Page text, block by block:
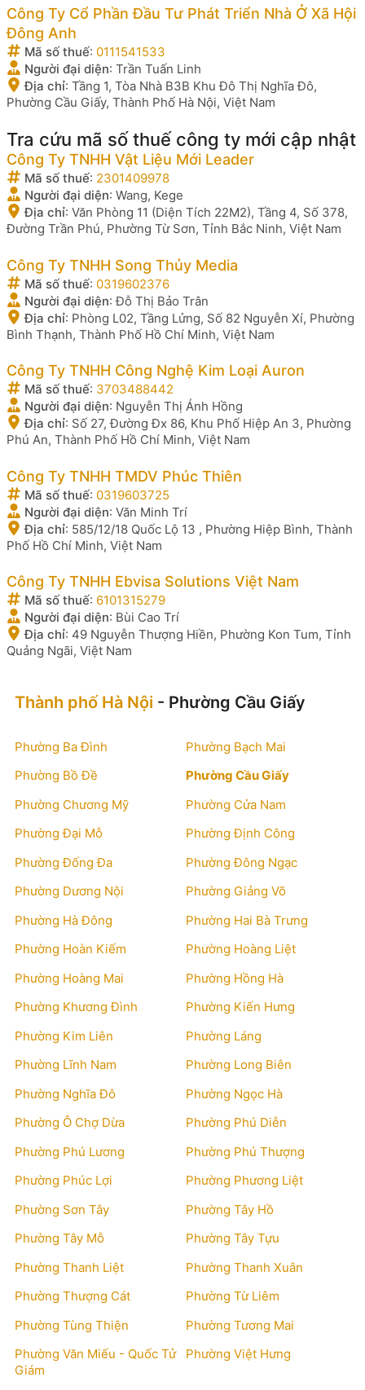
Công Ty Cổ Phần Đầu Tư Phát Triển Nhà Ở Xã Hội
Đông Anh
Mã số thuế: 0111541533
Người đại diện: Trần Tuấn Linh
Địa chỉ: Tầng 1, Tòa Nhà B3B Khu Đô Thị Nghĩa Đô,
Phường Cầu Giấy, Thành Phố Hà Nội, Việt Nam
Tra cứu mã số thuế công ty mới cập nhật
Công Ty TNHH Vật Liệu Mới Leader
Mã số thuế: 2301409978
Người đại diện: Wang, Kege
Địa chỉ: Văn Phòng 11 (Diện Tích 22M2), Tầng 4, Số 378,
Đường Trần Phú, Phường Từ Sơn, Tỉnh Bắc Ninh, Việt Nam
Công Ty TNHH Song Thủy Media
Mã số thuế: 0319602376
Người đại diện:Đỗ Thị Bảo Trân
Địa chỉ: Phòng L02, Tầng Lửng, Số 82 Nguyễn Xí, Phường
Bình Thạnh, Thành Phố Hồ Chí Minh, Việt Nam
Công Ty TNHH Công Nghệ Kim Loại Auron
Mã số thuế: 3703488442
Người đại diện: Nguyễn Thị Ánh Hồng
Địa chỉ: Số 27, Đường Đx 86, Khu Phố Hiệp An 3, Phường
Phú An, Thành Phố Hồ Chí Minh, Việt Nam
Công Ty TNHH TMDV Phúc Thiên
Mã số thuế: 0319603725
Người đại diện: Văn Minh Trí
Địa chỉ: 585/12/18 Quốc Lộ 13 , Phường Hiệp Bình, Thành
Phố Hồ Chí Minh, Việt Nam
Công Ty TNHH Ebvisa Solutions Việt Nam
Mã số thuế: 6101315279
Người đại diện: Bùi Cao Trí
Địa chỉ: 49 Nguyễn Thượng Hiền, Phường Kon Tum, Tỉnh
Quảng Ngãi, Việt Nam
Thành phố Hà Nội - Phường Cầu Giấy
Phường Ba Đình
Phường Bạch Mai
Phường Bồ Đề
Phường Cầu Giấy
Phường Chương Mỹ
Phường Cửa Nam
Phường Đại Mỗ
Phường Định Công
Phường Đống Đa
Phường Đông Ngạc
Phường Dương Nội
Phường Giảng Võ
Phường Hà Đông
Phường Hai Bà Trưng
Phường Hoàn Kiếm
Phường Hoàng Liệt
Phường Hoàng Mai
Phường Hồng Hà
Phường Khương Đình
Phường Kiến Hưng
Phường Kim Liên
Phường Láng
Phường Lĩnh Nam
Phường Long Biên
Phường Nghĩa Đô
Phường Ngọc Hà
Phường Ô Chợ Dừa
Phường Phú Diễn
Phường Phú Lương
Phường Phú Thượng
Phường Phúc Lợi
Phường Phương Liệt
Phường Sơn Tây
Phường Tây Hồ
Phường Tây Mỗ
Phường Tây Tựu
Phường Thanh Liệt
Phường Thanh Xuân
Phường Thượng Cát
Phường Từ Liêm
Phường Tùng Thiện
Phường Tương Mai
Phường Văn Miếu - Quốc Tử
Giám
Phường Việt Hưng